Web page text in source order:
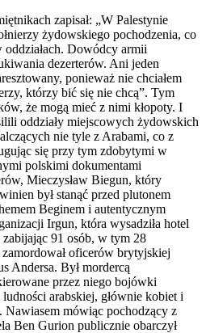
zapisał: „W Palestynie
żydowskiego pochodzenia, co
Dowódcy armii
dezerterów. Ani jeden
ponieważ nie chciałem
którzy bić się nie chcą”. Tym
że mogą mieć z nimi kłopoty. I
oddziały miejscowych żydowskich
nie tyle z Arabami, co z
się przy tym zdobytymi w
polskimi dokumentami
Mieczysław Biegun, który
był stanąć przed plutonem
Beginem i autentycznym
Irgun, która wysadziła hotel
91 osób, w tym 28
oficerów brytyjskiej
Andersa. Był mordercą
przez niego bojówki
arabskiej, głównie kobiet i
mówiąc pochodzący z
Ben Gurion publicznie obarczył